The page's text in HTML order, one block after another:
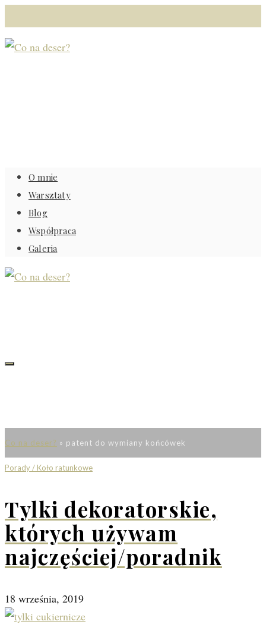
O mnie
Warsztaty
Blog
Współpraca
Galeria
Co na deser? » patent do wymiany końcówek
Porady / Koło ratunkowe
Tylki dekoratorskie,
których używam
najczęściej/poradnik
18 września, 2019